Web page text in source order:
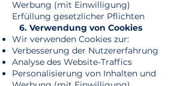
Werbung (mit Einwilligung)
Erfüllung gesetzlicher Pflichten
6. Verwendung von Cookies
Wir verwenden Cookies zur:
Verbesserung der Nutzererfahrung
Analyse des Website-Traffics
Personalisierung von Inhalten und